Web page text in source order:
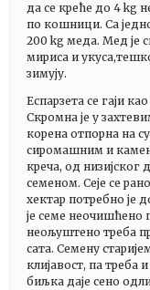
да се креће до 4 kg
по кошници. Са
200 kg меда. Мед је
мириса и
зимују.
Еспарзета се гаји
Скромна је у
корена отпорна на
сиромашним и
креча, од низијског
семеном. Сеје се
хектар потребно је
је семе неочишћено
неољуштено треба
сата. Семену
клијавост, па
биљка даје сено